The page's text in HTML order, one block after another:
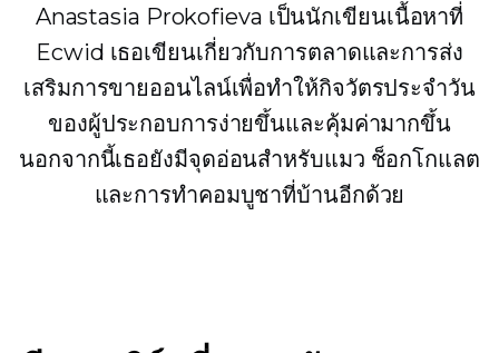
Anastasia Prokofieva เป็นนักเขียนเนื้อหาที่
Ecwid เธอเขียนเกี่ยวกับการตลาดและการส่ง
เสริมการขายออนไลน์เพื่อทำให้กิจวัตรประจำวัน
ของผู้ประกอบการง่ายขึ้นและคุ้มค่ามากขึ้น
นอกจากนี้เธอยังมีจุดอ่อนสำหรับแมว ช็อกโกแลต
และการทำคอมบูชาที่บ้านอีกด้วย